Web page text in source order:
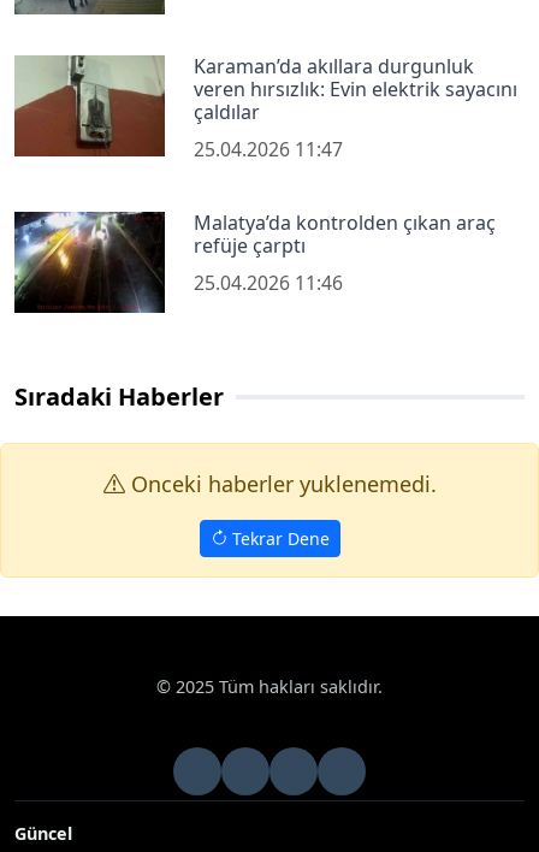
Karaman’da akıllara durgunluk
veren hırsızlık: Evin elektrik sayacını
çaldılar
25.04.2026 11:47
Malatya’da kontrolden çıkan araç
refüje çarptı
25.04.2026 11:46
Sıradaki Haberler
Onceki haberler yuklenemedi.
Tekrar Dene
© 2025 Tüm hakları saklıdır.
Güncel